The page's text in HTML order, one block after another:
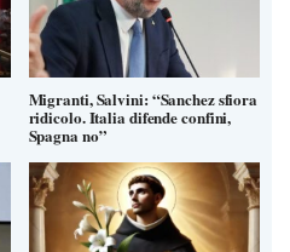
Migranti, Salvini: “Sanchez sfiora
ridicolo. Italia difende confini,
Spagna no”